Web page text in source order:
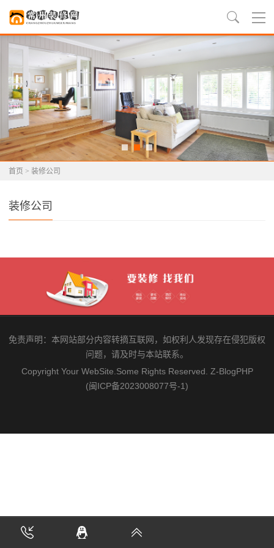
首页 > 装修公司
装修公司
免责声明：本网站部分内容转摘互联网，如权利人发现存在侵犯版权
问题，请及时与本站联系。
Copyright Your WebSite.Some Rights Reserved. Z-BlogPHP
(闽ICP备2023008077号-1)